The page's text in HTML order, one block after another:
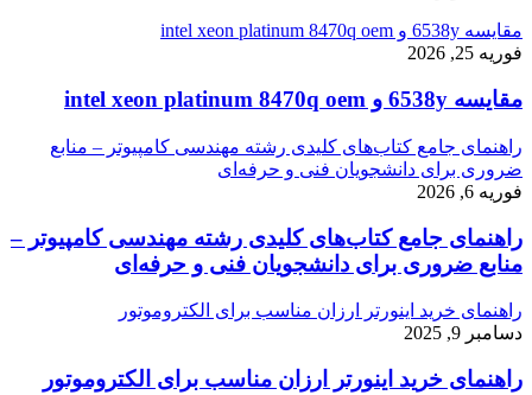
مقایسه 6538y و intel xeon platinum 8470q oem
فوریه 25, 2026
مقایسه 6538y و intel xeon platinum 8470q oem
راهنمای جامع کتاب‌های کلیدی رشته مهندسی کامپیوتر – منابع
ضروری برای دانشجویان فنی و حرفه‌ای
فوریه 6, 2026
راهنمای جامع کتاب‌های کلیدی رشته مهندسی کامپیوتر –
منابع ضروری برای دانشجویان فنی و حرفه‌ای
راهنمای خرید اینورتر ارزان مناسب برای الکتروموتور
دسامبر 9, 2025
راهنمای خرید اینورتر ارزان مناسب برای الکتروموتور